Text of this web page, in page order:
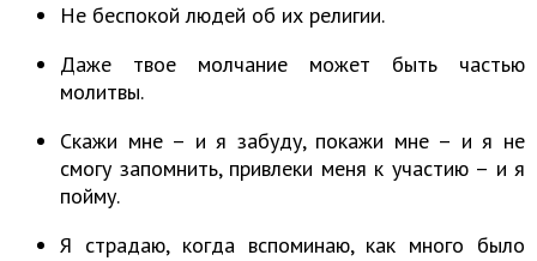
Не беспокой людей об их религии.
Даже твое молчание может быть частью
молитвы.
Скажи мне – и я забуду, покажи мне – и я не
смогу запомнить, привлеки меня к участию – и я
пойму.
Я страдаю, когда вспоминаю, как много было